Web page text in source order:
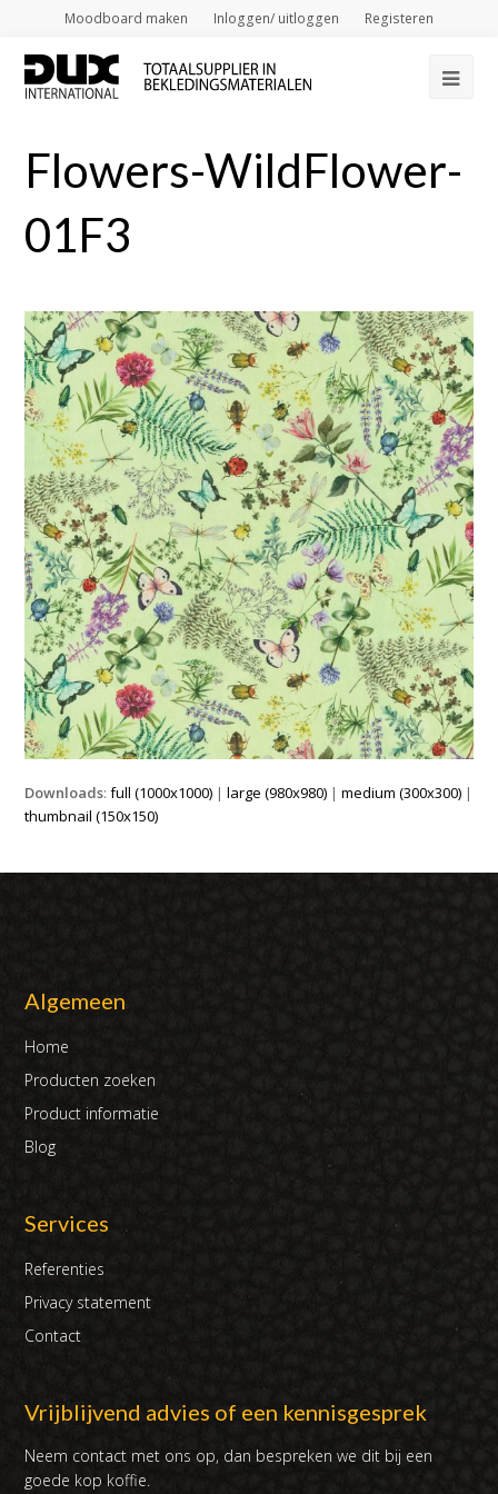
Moodboard maken Inloggen/ uitloggen Registeren
Flowers-WildFlower-
01F3
Downloads:full (1000x1000) |large (980x980) |medium (300x300) |
thumbnail (150x150)
Algemeen
Home
Producten zoeken
Product informatie
Blog
Services
Referenties
Privacy statement
Contact
Vrijblijvend advies of een kennisgesprek
Neem contact met ons op, dan bespreken we dit bij een
goede kop koffie.